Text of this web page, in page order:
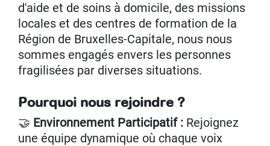
d'aide et de soins à domicile, des missions
locales et des centres de formation de la
Région de Bruxelles-Capitale, nous nous
sommes engagés envers les personnes
fragilisées par diverses situations.
Pourquoi nous rejoindre ?
🤝 Environnement Participatif : Rejoignez
une équipe dynamique où chaque voix